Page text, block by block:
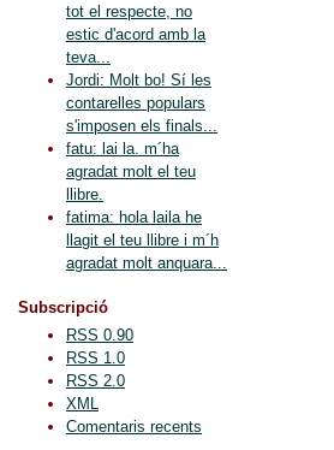
tot el respecte, no
estic d'acord amb la
teva...
Jordi: Molt bo! Sí les
contarelles populars
s'imposen els finals...
fatu: lai la. m´ha
agradat molt el teu
llibre.
fatima: hola laila he
llagit el teu llibre i m´h
agradat molt anquara...
Subscripció
RSS 0.90
RSS 1.0
RSS 2.0
XML
Comentaris recents